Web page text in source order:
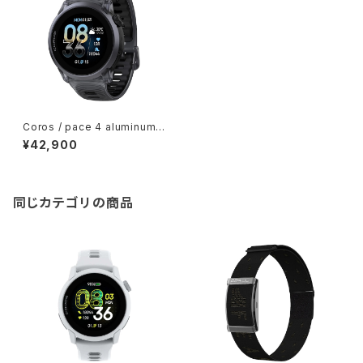
Coros / pace 4 aluminum /
Black Crystal
¥42,900
同じカテゴリの商品